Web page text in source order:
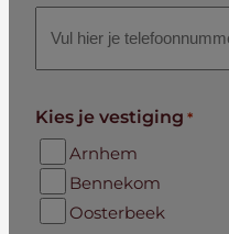
Kies je vestiging *
Arnhem
Bennekom
Oosterbeek